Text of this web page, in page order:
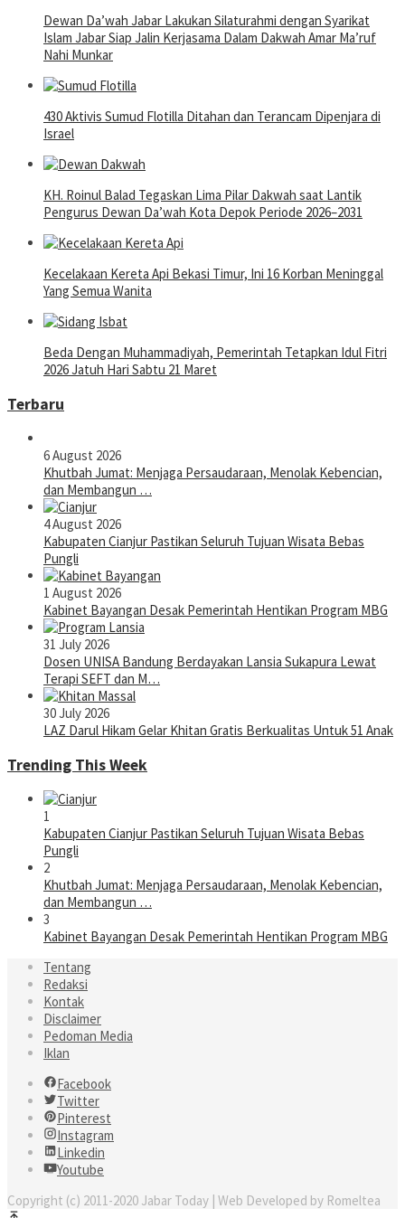
Dewan Da’wah Jabar Lakukan Silaturahmi dengan Syarikat
Islam Jabar Siap Jalin Kerjasama Dalam Dakwah Amar Ma’ruf
Nahi Munkar
430 Aktivis Sumud Flotilla Ditahan dan Terancam Dipenjara di
Israel
KH. Roinul Balad Tegaskan Lima Pilar Dakwah saat Lantik
Pengurus Dewan Da’wah Kota Depok Periode 2026–2031
Kecelakaan Kereta Api Bekasi Timur, Ini 16 Korban Meninggal
Yang Semua Wanita
Beda Dengan Muhammadiyah, Pemerintah Tetapkan Idul Fitri
2026 Jatuh Hari Sabtu 21 Maret
Terbaru
6 August 2026
Khutbah Jumat: Menjaga Persaudaraan, Menolak Kebencian,
dan Membangun …
4 August 2026
Kabupaten Cianjur Pastikan Seluruh Tujuan Wisata Bebas
Pungli
1 August 2026
Kabinet Bayangan Desak Pemerintah Hentikan Program MBG
31 July 2026
Dosen UNISA Bandung Berdayakan Lansia Sukapura Lewat
Terapi SEFT dan M…
30 July 2026
LAZ Darul Hikam Gelar Khitan Gratis Berkualitas Untuk 51 Anak
Trending This Week
1
Kabupaten Cianjur Pastikan Seluruh Tujuan Wisata Bebas
Pungli
2
Khutbah Jumat: Menjaga Persaudaraan, Menolak Kebencian,
dan Membangun …
3
Kabinet Bayangan Desak Pemerintah Hentikan Program MBG
Tentang
Redaksi
Kontak
Disclaimer
Pedoman Media
Iklan
Facebook
Twitter
Pinterest
Instagram
Linkedin
Youtube
Copyright (c) 2011-2020 Jabar Today | Web Developed by Romeltea